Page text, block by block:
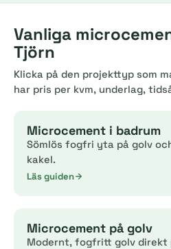
Vanliga
Tjörn
Klicka på den projekttyp som
har pris per kvm, underlag,
Microcement i badrum
Sömlös fogfri yta på golv
kakel.
Läs guiden
Microcement på golv
Modernt, fogfritt golv